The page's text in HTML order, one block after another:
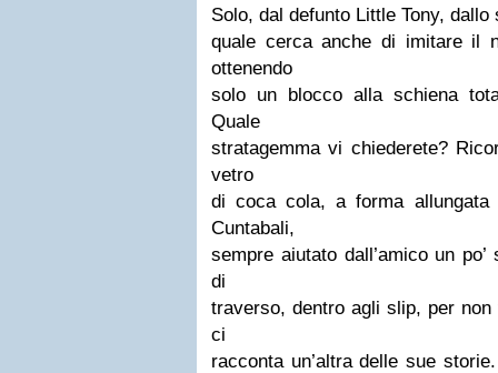
Solo, dal defunto Little Tony,
quale cerca anche di imitare il
ottenendo
solo un blocco alla schiena
Quale
stratagemma vi chiederete?
vetro
di coca cola, a forma allungata
Cuntabali,
sempre aiutato dall’amico un
di
traverso, dentro agli slip, per non
ci
racconta un’altra delle sue